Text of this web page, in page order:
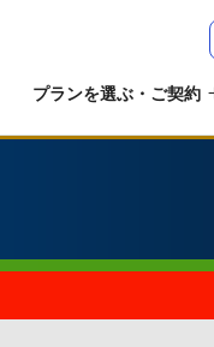
プランを選ぶ・ご契約